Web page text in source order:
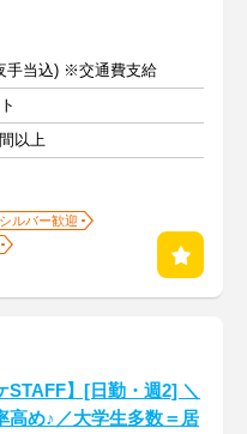
手当込) ※交通費支給
以上
シルバー歓迎
STAFF】[日勤・週2] ＼
高め♪／大学生多数＝居